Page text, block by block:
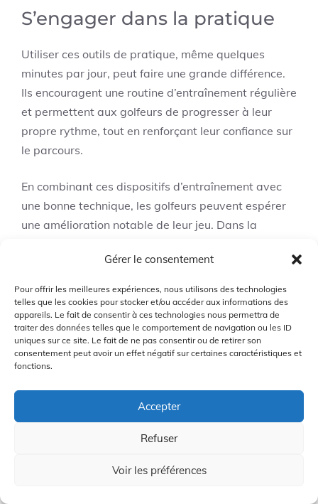
Gérer le consentement
Pour offrir les meilleures expériences, nous utilisons des technologies
telles que les cookies pour stocker et/ou accéder aux informations des
appareils. Le fait de consentir à ces technologies nous permettra de
traiter des données telles que le comportement de navigation ou les ID
uniques sur ce site. Le fait de ne pas consentir ou de retirer son
consentement peut avoir un effet négatif sur certaines caractéristiques et
fonctions.
Accepter
Refuser
Voir les préférences
S’engager dans la pratique
Utiliser ces outils de pratique, même quelques
minutes par jour, peut faire une grande différence.
Ils encouragent une routine d’entraînement régulière
et permettent aux golfeurs de progresser à leur
propre rythme, tout en renforçant leur confiance sur
le parcours.
En combinant ces dispositifs d’entraînement avec
une bonne technique, les golfeurs peuvent espérer
une amélioration notable de leur jeu. Dans la
technologie transforme l’expérience de jeu,
notamment avec les montres et GPS de golf.
6
La technologie au
service du golf :
golf
La technologie a véritablement révolutionné le
monde du golf, offrant aux joueurs des outils pour